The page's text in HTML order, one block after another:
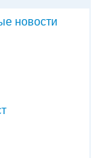
новости